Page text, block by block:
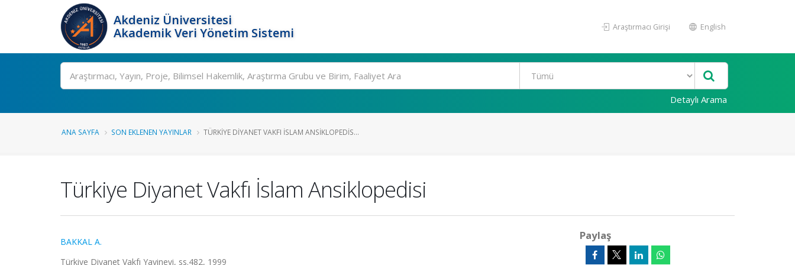
Akdeniz Üniversitesi
Akademik Veri Yönetim Sistemi
Araştırmacı Girişi English
Ara
Detaylı Arama
ANA SAYFA SON EKLENEN YAYINLAR TÜRKIYE DIYANET VAKFI İSLAM ANSIKLOPEDIS...
Türkiye Diyanet Vakfı İslam Ansiklopedisi
BAKKAL A.
Türkiye Diyanet Vakfı Yayinevi, ss.482, 1999
Paylaş